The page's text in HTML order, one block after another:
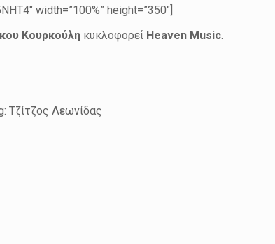
width=”100%” height=”350″]
Κουρκούλη κυκλοφορεί Heaven Music.
Τζίτζος Λεωνίδας